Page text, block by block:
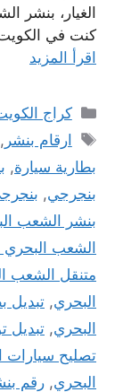
الغيار، بنشر
كنت في
اقرأ المزيد
التصنيفات
كراج
الوسوم
ارقام بنشر ,
بطارية سيارة,
بنجرجي,
بنشر الشعب
الشعب البحري 24 ساعة
متنقل الشعب
البحري, تبديل
البحري, تبديل
تصليح سيارات
البحري, رقم